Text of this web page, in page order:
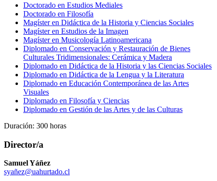
Doctorado en Estudios Mediales
Doctorado en Filosofía
Magíster en Didáctica de la Historia y Ciencias Sociales
Magíster en Estudios de la Imagen
Magíster en Musicología Latinoamericana
Diplomado en Conservación y Restauración de Bienes
Culturales Tridimensionales: Cerámica y Madera
Diplomado en Didáctica de la Historia y las Ciencias Sociales
Diplomado en Didáctica de la Lengua y la Literatura
Diplomado en Educación Contemporánea de las Artes
Visuales
Diplomado en Filosofía y Ciencias
Diplomado en Gestión de las Artes y de las Culturas
Duración: 300 horas
Director/a
Samuel Yáñez
syañez@uahurtado.cl